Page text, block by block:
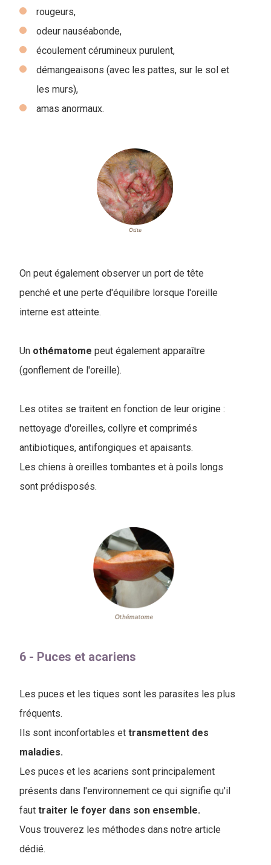
rougeurs,
odeur nauséabonde,
écoulement cérumineux purulent,
démangeaisons (avec les pattes, sur le sol et
les murs),
amas anormaux.
On peut également observer un port de tête
penché et une perte d'équilibre lorsque l'oreille
interne est atteinte.
Un othématome peut également apparaître
(gonflement de l'oreille).
Les otites se traitent en fonction de leur origine :
nettoyage d'oreilles, collyre et comprimés
antibiotiques, antifongiques et apaisants.
Les chiens à oreilles tombantes et à poils longs
sont prédisposés.
6 - Puces et acariens
Les puces et les tiques sont les parasites les plus
fréquents.
Ils sont inconfortables et transmettent des
maladies.
Les puces et les acariens sont principalement
présents dans l'environnement ce qui signifie qu'il
faut traiter le foyer dans son ensemble.
Vous trouverez les méthodes dans notre article
dédié.